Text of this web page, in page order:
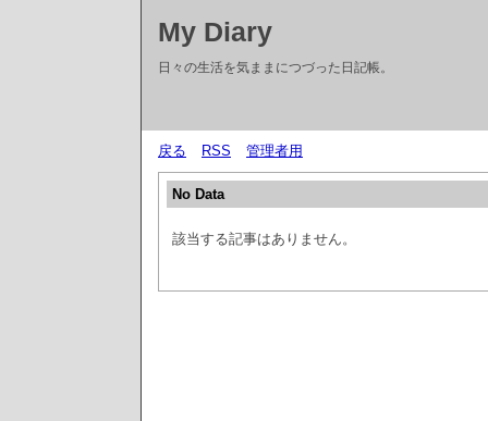
My Diary
日々の生活を気ままにつづった日記帳。
戻る RSS 管理者用
No Data
該当する記事はありません。